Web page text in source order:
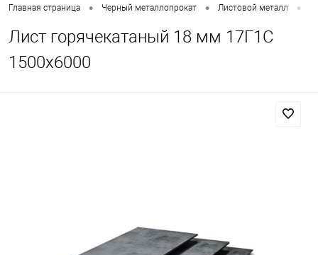
Главная страница • Черный металлопрокат • Листовой металл •
Лист горячекатаный 18 мм 17Г1С
1500х6000